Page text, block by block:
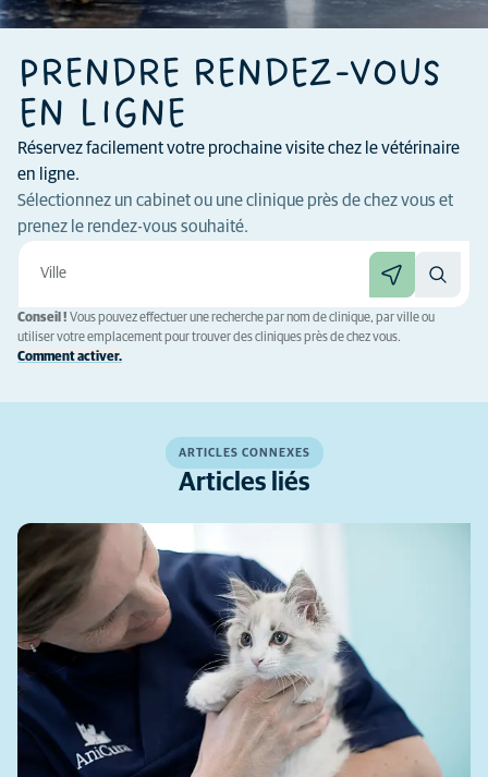
PRENDRE RENDEZ-VOUS
EN LIGNE
Réservez facilement votre prochaine visite chez le vétérinaire
en ligne.
Sélectionnez un cabinet ou une clinique près de chez vous et
prenez le rendez-vous souhaité.
Conseil ! Vous pouvez effectuer une recherche par nom de clinique, par ville ou
utiliser votre emplacement pour trouver des cliniques près de chez vous.
Comment activer.
ARTICLES CONNEXES
Articles liés